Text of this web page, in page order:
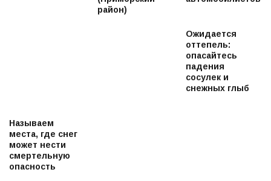
район)
Ожидается
оттепель:
опасайтесь
падения
сосулек и
снежных глыб
Называем
места, где снег
может нести
смертельную
опасность